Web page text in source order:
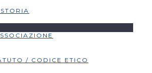
/ CODICE ETICO